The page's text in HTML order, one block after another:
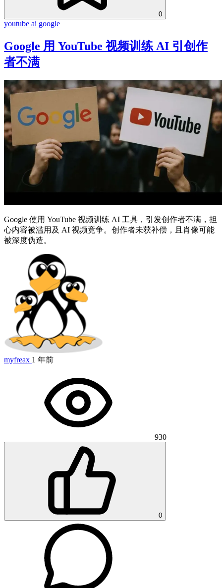
0
youtube ai google
Google 用 YouTube 视频训练 AI 引创作
者不满
Google 使用 YouTube 视频训练 AI 工具，引发创作者不满，担
心内容被滥用及 AI 视频竞争。创作者未获补偿，且肖像可能
被深度伪造。
myfreax 1 年前
930
0